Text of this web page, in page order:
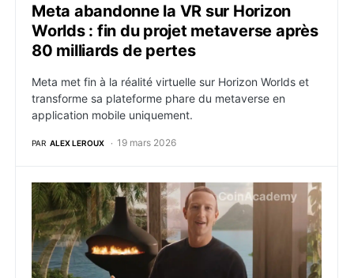
Meta abandonne la VR sur Horizon
Worlds : fin du projet metaverse après
80 milliards de pertes
Meta met fin à la réalité virtuelle sur Horizon Worlds et
transforme sa plateforme phare du metaverse en
application mobile uniquement.
PAR ALEX LEROUX 19 mars 2026
Meta annonce un Metaverse éducatif avec son